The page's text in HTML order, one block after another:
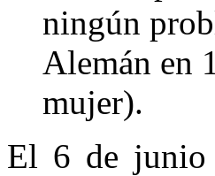
ningún
Alemán en
mujer).
El 6 de junio